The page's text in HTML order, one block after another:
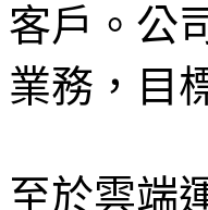
客戶。公
業務，目
至於雲端